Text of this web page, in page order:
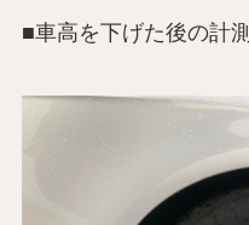
■車高を下げた後の計測